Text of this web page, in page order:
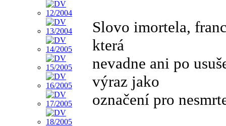
Slovo imortela,
která
nevadne ani po
výraz jako
označení pro